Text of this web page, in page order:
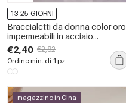
13-25 GIORNI
Braccialetti da donna color oro
impermeabili in acciaio
inossidabile classico a tinta
unita, 1 pezzo
€2,40 €2,82
Ordine min. di 1 pz.
magazzino in Cina